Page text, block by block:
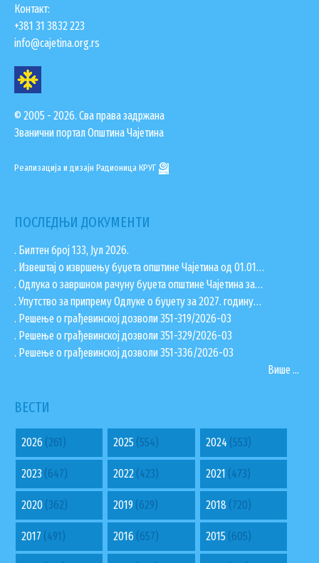
Контакт:
+381 31 3832 223
info@cajetina.org.rs
© 2005 - 2026. Сва права задржана
Званични портал Општина Чајетина
Реализација и дизајн Радионица КРУГ
ПОСЛЕДЊИ ДОКУМЕНТИ
. Билтен број 133, Јул 2026.
. Извештај о извршењу буџета општине Чајетина од 01.01…
. Одлука о завршном рачуну буџета општине Чајетина за…
. Упутство за припрему Одлуке о буџету за 2027. годину…
. Решење о грађевинској дозволи 351-319/2026-03
. Решење о грађевинској дозволи 351-329/2026-03
. Решење о грађевинској дозволи 351-336/2026-03
Више ...
ВЕСТИ
2026 (261) 2025 (554) 2024 (553)
2023 (647) 2022 (423) 2021 (473)
2020 (362) 2019 (629) 2018 (720)
2017 (491) 2016 (657) 2015(605)